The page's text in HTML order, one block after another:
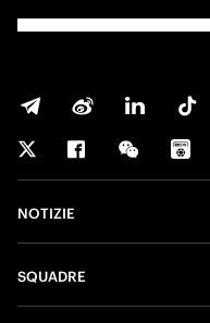
NOTIZIE
SQUADRE